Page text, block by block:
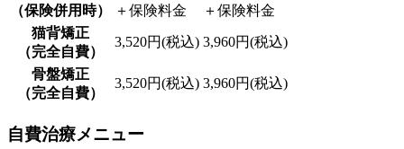
（保険併用時）
＋保険料金
＋保険料金
猫背矯正
（完全自費）
3,520円(税込) 3,960円(税込)
骨盤矯正
（完全自費）
3,520円(税込) 3,960円(税込)
自費治療メニュー